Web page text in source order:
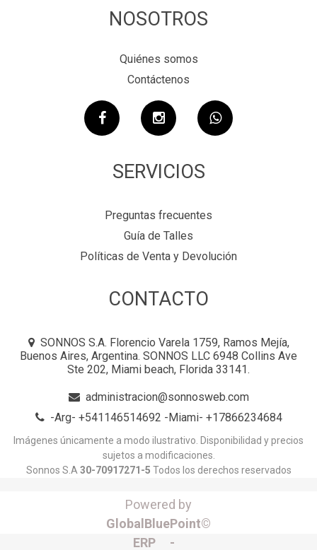
NOSOTROS
Quiénes somos
Contáctenos
SERVICIOS
Preguntas frecuentes
Guía de Talles
Políticas de Venta y Devolución
CONTACTO
SONNOS S.A. Florencio Varela 1759, Ramos Mejía,
Buenos Aires, Argentina. SONNOS LLC 6948 Collins Ave
Ste 202, Miami beach, Florida 33141.
administracion@sonnosweb.com
-Arg- +541146514692 -Miami- +17866234684
Imágenes únicamente a modo ilustrativo. Disponibilidad y precios
sujetos a modificaciones.
Sonnos S.A 30-70917271-5 Todos los derechos reservados
Powered by
GlobalBluePoint©
ERP -